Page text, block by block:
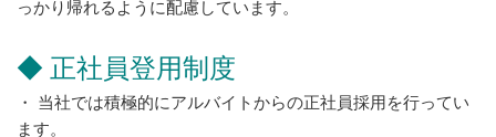
っかり帰れるように配慮しています。
◆ 正社員登用制度
・ 当社では積極的にアルバイトからの正社員採用を行ってい
ます。